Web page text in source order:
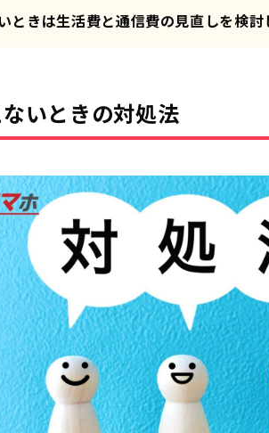
ときは生活費と通信費の見直しを検討
いときの対処法